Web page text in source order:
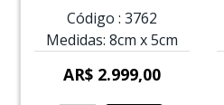
Código : 3762
Medidas: 8cm x5cm
AR$ 2.999,00